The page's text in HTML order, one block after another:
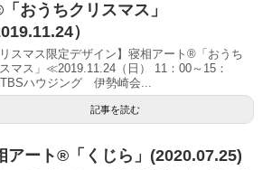
「おうちクリスマス」
）
リスマス限定デザイン】寝相アート®「おうち
マス」≪2019.11.24（日） 11：00～15：
ハウジング 伊勢崎会...
記事を読む
アート®「くじら」(2020.07.25)